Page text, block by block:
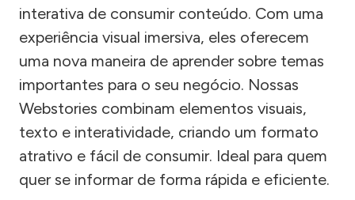
interativa de consumir conteúdo. Com uma
experiência visual imersiva, eles oferecem
uma nova maneira de aprender sobre temas
importantes para o seu negócio. Nossas
Webstories combinam elementos visuais,
texto e interatividade, criando um formato
atrativo e fácil de consumir. Ideal para quem
quer se informar de forma rápida e eficiente.